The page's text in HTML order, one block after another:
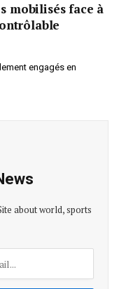
mobilisés face à
engagés en
about world, sports